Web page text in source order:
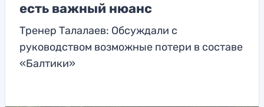
есть важный нюанс
Тренер Талалаев: Обсуждали с
руководством возможные потери в составе
«Балтики»